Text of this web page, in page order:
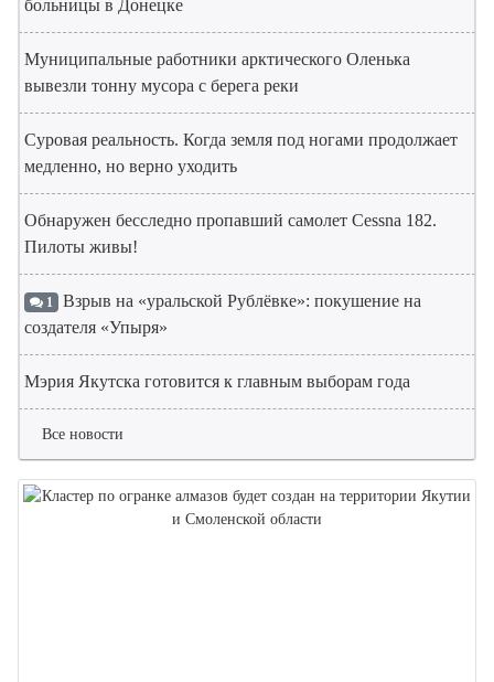
больницы в Донецке
Муниципальные работники арктического Оленька
вывезли тонну мусора с берега реки
Суровая реальность. Когда земля под ногами продолжает
медленно, но верно уходить
Обнаружен бесследно пропавший самолет Cessna 182.
Пилоты живы!
1 Взрыв на «уральской Рублёвке»: покушение на
создателя «Упыря»
Мэрия Якутска готовится к главным выборам года
Все новости